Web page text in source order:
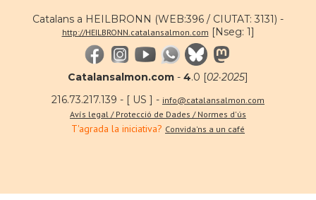
Catalans a HEILBRONN (WEB:396 / CIUTAT: 3131) -
http://HEILBRONN.catalansalmon.com [Nseg: 1]
Catalansalmon.com - 4.0 [02·2025]
216.73.217.139 - [ US ] - info@catalansalmon.com
Avís legal / Protecció de Dades / Normes d'ús
T'agrada la iniciativa? Convida'ns a un café